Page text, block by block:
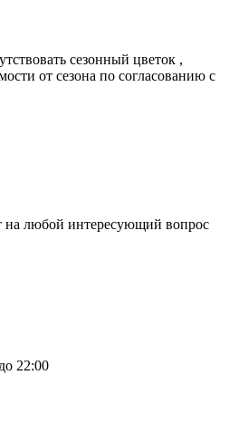
сезонный цветок ,
от сезона по согласованию с
на любой интересующий вопрос
22:00